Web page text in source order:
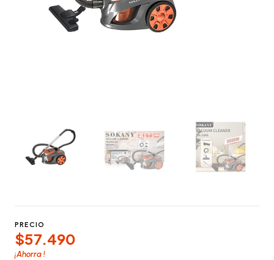
PRECIO
$57.490
¡Ahorra!